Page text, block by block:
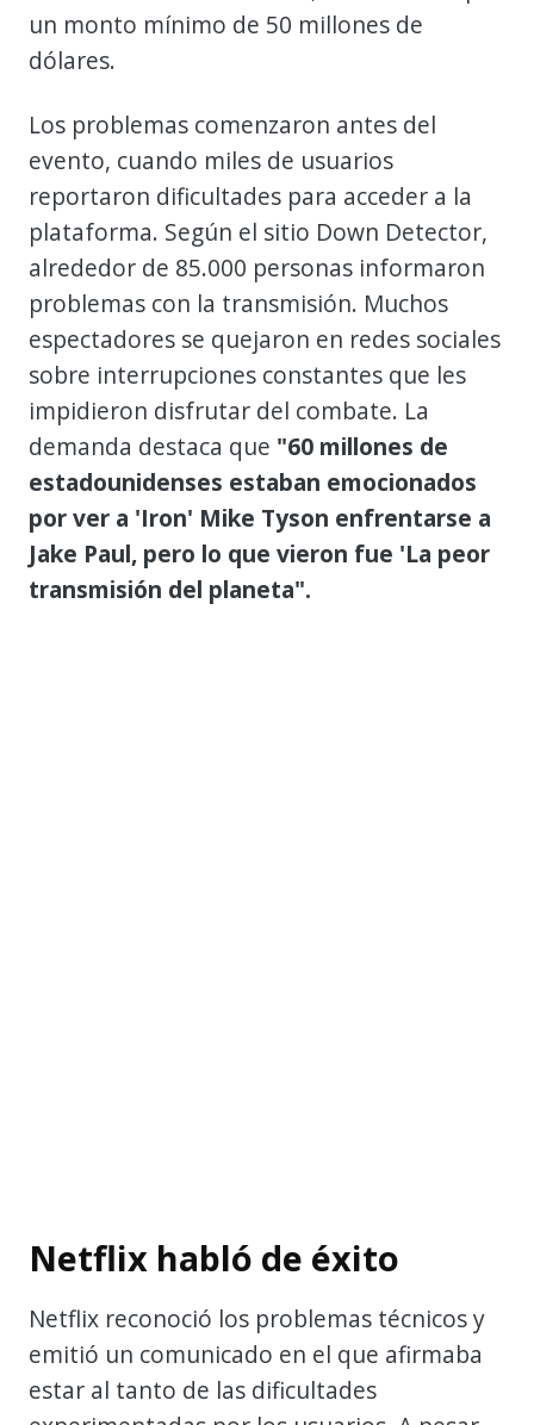
un monto mínimo de 50 millones de
dólares.
Los problemas comenzaron antes del
evento, cuando miles de usuarios
reportaron dificultades para acceder a la
plataforma. Según el sitio Down Detector,
alrededor de 85.000 personas informaron
problemas con la transmisión. Muchos
espectadores se quejaron en redes sociales
sobre interrupciones constantes que les
impidieron disfrutar del combate. La
demanda destaca que "60 millones de
estadounidenses estaban emocionados
por ver a 'Iron' Mike Tyson enfrentarse a
Jake Paul, pero lo que vieron fue 'La peor
transmisión del planeta".
Netflix habló de éxito
Netflix reconoció los problemas técnicos y
emitió un comunicado en el que afirmaba
estar al tanto de las dificultades